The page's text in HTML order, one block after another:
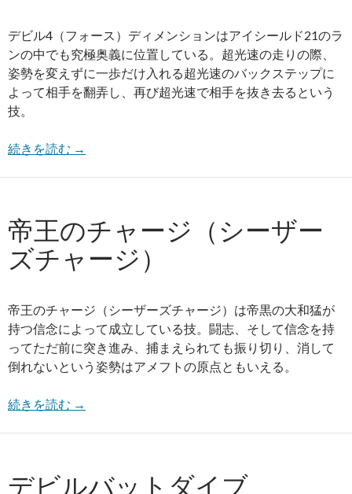
デビル4（フォース）ディメンションはアイシールド21のラ
ンの中でも究極奥義に位置している。超光速の走りの際、
姿勢を変えずに一歩だけ入れる超光速のバックステップに
よって相手を翻弄し、再び超光速で相手を抜き去るという
技。
続きを読む →
帝王のチャージ（シーザー
ズチャージ）
帝王のチャージ（シーザーズチャージ）は帝黒の大和猛が
持つ信念によって成立している技。闘志、そして信念を持
ってただ前に突き進み、捕まえられても振り切り、消して
倒れないという姿勢はアメフトの原点ともいえる。
続きを読む →
デビルバットダイブ